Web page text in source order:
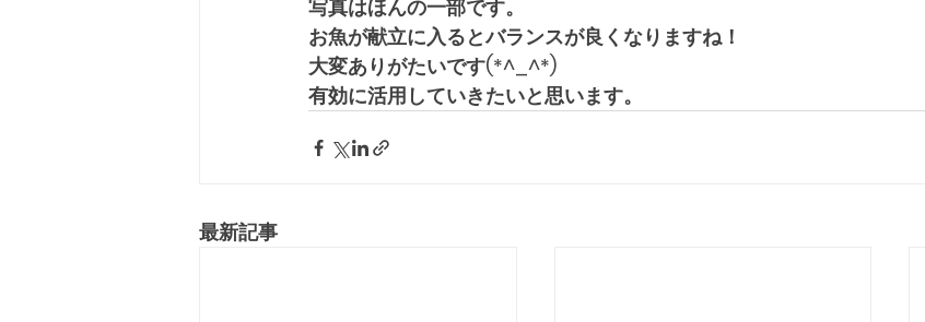
写真はほんの一部です。
お魚が献立に入るとバランスが良くなりますね！
大変ありがたいです(*^_^*)
有効に活用していきたいと思います。
最新記事